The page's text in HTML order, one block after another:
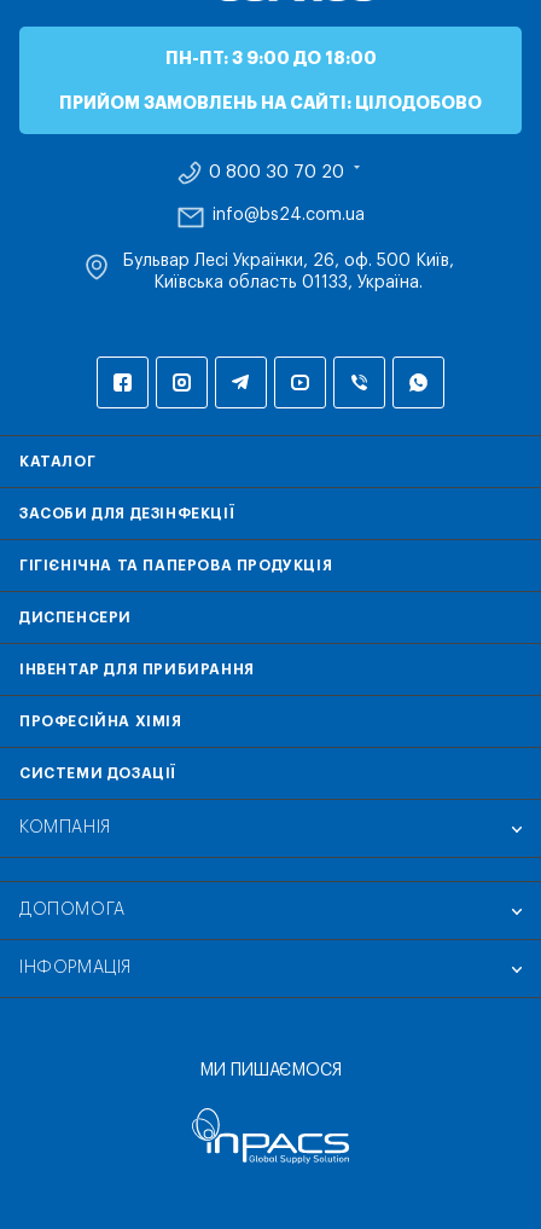
ПН-ПТ: З 9:00 ДО 18:00
ПРИЙОМ ЗАМОВЛЕНЬ НА САЙТІ: ЦІЛОДОБОВО
0 800 30 70 20
info@bs24.com.ua
Бульвар Лесі Українки, 26, оф. 500 Київ,
Київська область 01133, Україна.
КАТАЛОГ
ЗАСОБИ ДЛЯ ДЕЗІНФЕКЦІЇ
ГІГІЄНІЧНА ТА ПАПЕРОВА ПРОДУКЦІЯ
ДИСПЕНСЕРИ
ІНВЕНТАР ДЛЯ ПРИБИРАННЯ
ПРОФЕСІЙНА ХІМІЯ
СИСТЕМИ ДОЗАЦІЇ
КОМПАНІЯ
ДОПОМОГА
ІНФОРМАЦІЯ
МИ ПИШАЄМОСЯ